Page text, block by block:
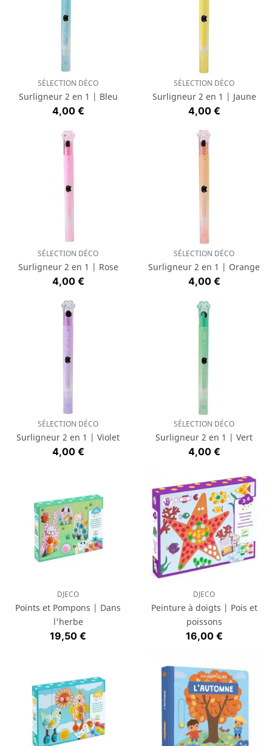
SÉLECTION DÉCO
Surligneur 2 en 1 | Bleu
Prix
4,00 €
SÉLECTION DÉCO
Surligneur 2 en 1 | Jaune
Prix
4,00 €
SÉLECTION DÉCO
Surligneur 2 en 1 | Rose
Prix
4,00 €
SÉLECTION DÉCO
Surligneur 2 en 1 | Orange
Prix
4,00 €
SÉLECTION DÉCO
Surligneur 2 en 1 | Violet
Prix
4,00 €
SÉLECTION DÉCO
Surligneur 2 en 1 | Vert
Prix
4,00 €
DJECO
Points et Pompons | Dans
l'herbe
Prix
19,50 €
DJECO
Peinture à doigts | Pois et
poissons
Prix
16,00 €